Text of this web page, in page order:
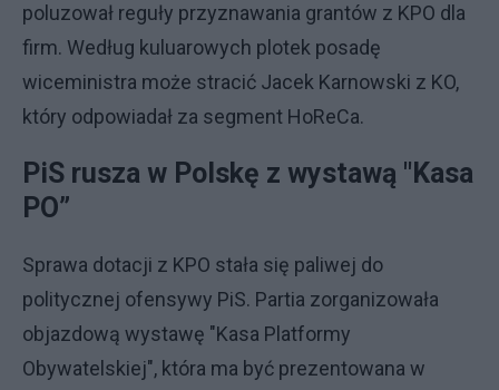
poluzował reguły przyznawania grantów z KPO dla
firm. Według kuluarowych plotek posadę
wiceministra może stracić Jacek Karnowski z KO,
który odpowiadał za segment HoReCa.
PiS rusza w Polskę z wystawą "Kasa
PO”
Sprawa dotacji z KPO stała się paliwej do
politycznej ofensywy PiS. Partia zorganizowała
objazdową wystawę "Kasa Platformy
Obywatelskiej", która ma być prezentowana w